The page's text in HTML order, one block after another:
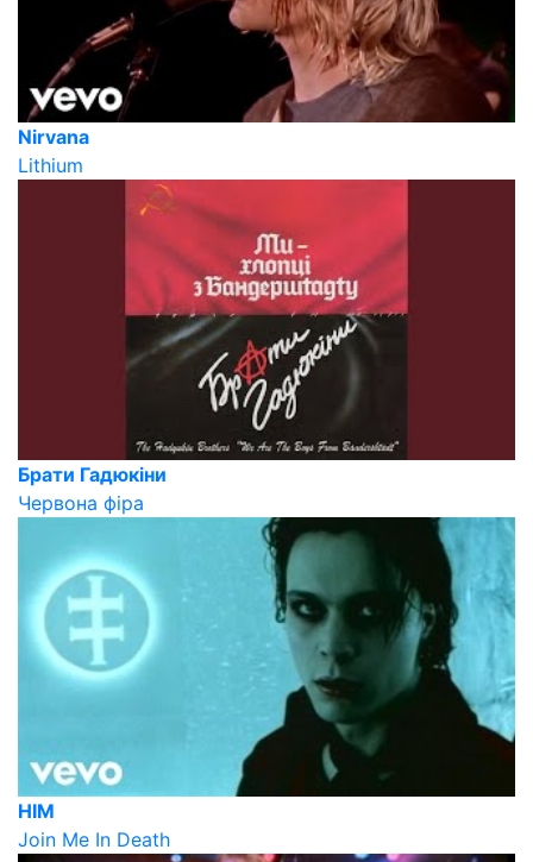
Nirvana
Lithium
Брати Гадюкіни
Червона фіра
HIM
Join Me In Death